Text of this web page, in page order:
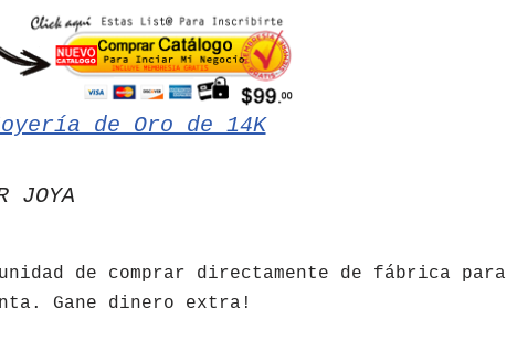
de Oro de 14K
JOYA
de comprar directamente de fábrica para
Gane dinero extra!